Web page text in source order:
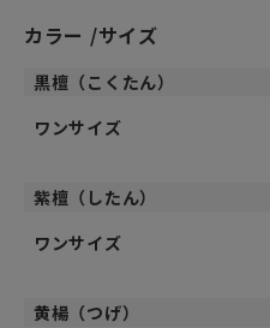
カラー サイズ
黒檀（こくたん）
ワンサイズ
紫檀（したん）
ワンサイズ
黄楊（つげ）